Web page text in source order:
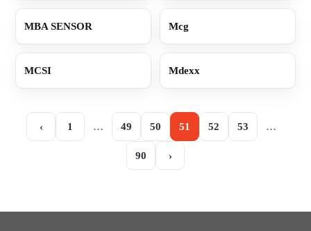
MBA SENSOR Mcg
MCSI Mdexx
‹ 1 … 49 50 51 52 53 …
90 ›